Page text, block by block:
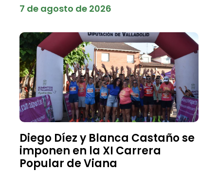
7 de agosto de 2026
Diego Díez y Blanca Castaño se
imponen en la XI Carrera
Popular de Viana